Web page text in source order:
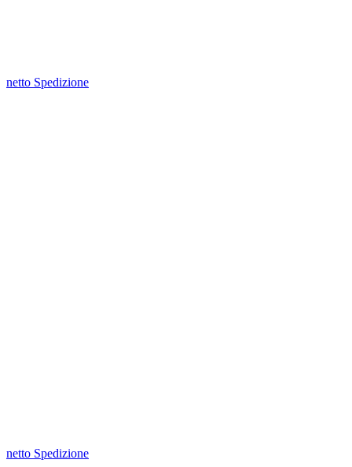
netto Spedizione
netto Spedizione